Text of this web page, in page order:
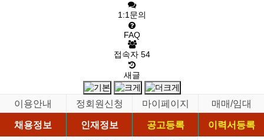
1:1문의
FAQ
접속자 54
새글
이용안내 정회원신청 마이페이지
매매/임대
채용정보
인재정보 공고등록
이력서등록